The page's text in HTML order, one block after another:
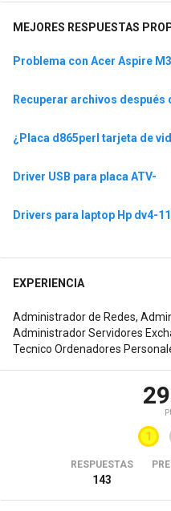
MEJORES RESPUESTAS
Problema con Acer Aspire
Recuperar archivos después
¿Placa d865perl tarjeta de
Driver USB para placa ATV-
Drivers para laptop Hp dv4-
EXPERIENCIA
Administrador de Redes,
Administrador Servidores
Tecnico Ordenadores
1
RESPUESTAS
143